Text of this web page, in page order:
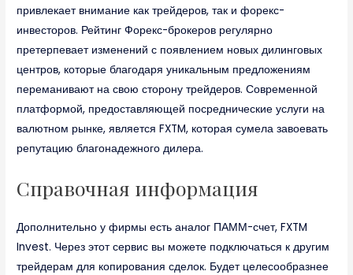
привлекает внимание как трейдеров, так и форекс-
инвесторов. Рейтинг Форекс-брокеров регулярно
претерпевает изменений с появлением новых дилинговых
центров, которые благодаря уникальным предложениям
переманивают на свою сторону трейдеров. Современной
платформой, предоставляющей посреднические услуги на
валютном рынке, является FXTM, которая сумела завоевать
репутацию благонадежного дилера.
Справочная информация
Дополнительно у фирмы есть аналог ПАММ-счет, FXTM
Invest. Через этот сервис вы можете подключаться к другим
трейдерам для копирования сделок. Будет целесообразнее